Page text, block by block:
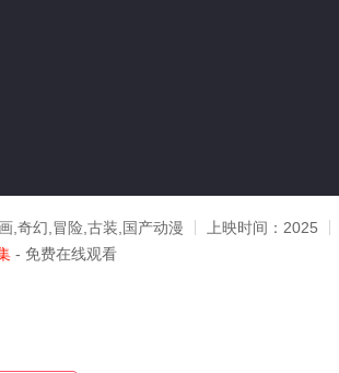
,奇幻,冒险,古装,国产动漫 上映时间： 2025
- 免费在线观看